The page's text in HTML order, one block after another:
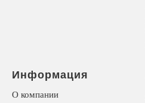
Информация
О компании